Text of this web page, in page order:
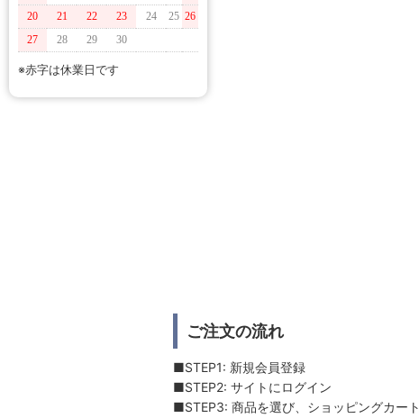
20
21 22 23 24 25 26
27
28 29 30
※赤字は休業日です
ご注文の流れ
■STEP1: 新規会員登録
■STEP2: サイトにログイン
■STEP3: 商品を選び、ショッピングカート